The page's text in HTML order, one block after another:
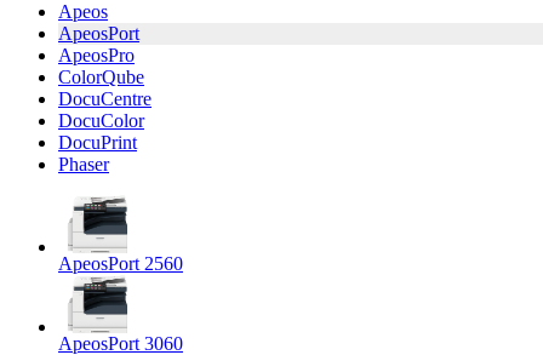
Apeos
ApeosPort
ApeosPro
ColorQube
DocuCentre
DocuColor
DocuPrint
Phaser
ApeosPort 2560
ApeosPort 3060